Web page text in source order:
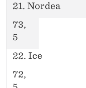
21. Nordea
73,
5
22. Ice
72,